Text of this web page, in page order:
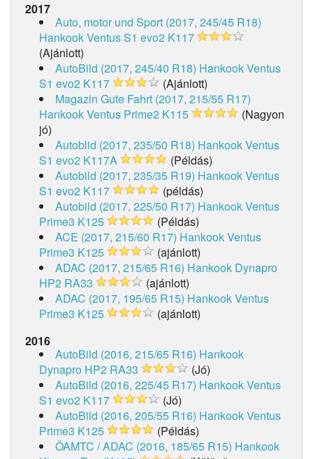
2017
Auto, motor und Sport (2017, 245/45 R18)
Hankook Ventus S1 evo2 K117
(Ajánlott)
AutoBild (2017, 245/40 R18) Hankook Ventus
S1 evo2 K117
(Ajánlott)
Magazin Gute Fahrt (2017, 215/55 R17)
Hankook Ventus Prime2 K115
(Nagyon
jó)
Autoblid (2017, 235/50 R18) Hankook Ventus
S1 evo2 K117A
(Példás)
Autobild (2017, 235/35 R19) Hankook Ventus
S1 evo2 K117
(példás)
Autobild (2017, 225/50 R17) Hankook Ventus
Prime3 K125
(Példás)
ACE (2017, 215/60 R17) Hankook Ventus
Prime3 K125
(ajánlott)
ADAC (2017, 215/65 R16) Hankook Dynapro
HP2 RA33
(ajánlott)
ADAC (2017, 195/65 R15) Hankook Ventus
Prime3 K125
(ajánlott)
2016
AutoBild (2016, 215/65 R16) Hankook
Dynapro HP2 RA33
(Jó)
AutoBild (2016, 225/45 R17) Hankook Ventus
S1 evo2 K117
(Jó)
AutoBild (2016, 205/55 R16) Hankook Ventus
Prime3 K125
(Példás)
ÖAMTC / ADAC (2016, 185/65 R15) Hankook